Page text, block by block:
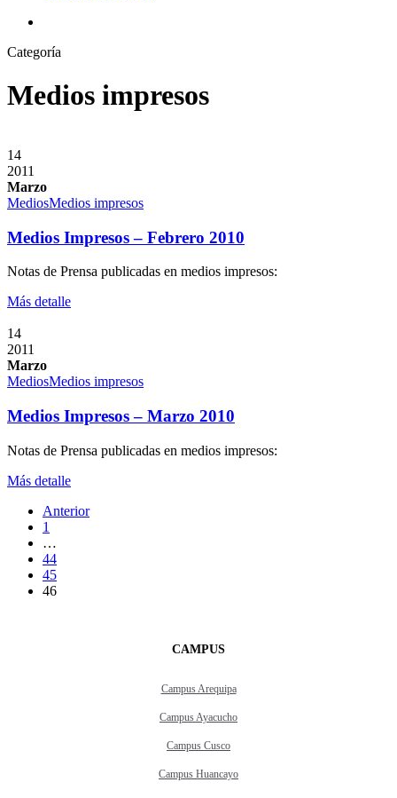
Categoría
Medios impresos
14
2011
Marzo
MediosMedios impresos
Medios Impresos – Febrero 2010
Notas de Prensa publicadas en medios impresos:
Más detalle
14
2011
Marzo
MediosMedios impresos
Medios Impresos – Marzo 2010
Notas de Prensa publicadas en medios impresos:
Más detalle
Anterior
1
…
44
45
46
CAMPUS
Campus Arequipa
Campus Ayacucho
Campus Cusco
Campus Huancayo